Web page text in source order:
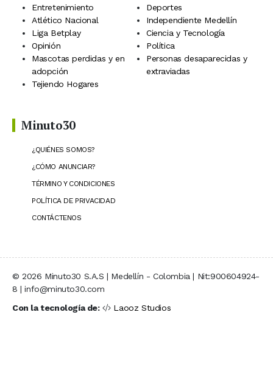
Entretenimiento
Deportes
Atlético Nacional
Independiente Medellín
Liga Betplay
Ciencia y Tecnología
Opinión
Política
Mascotas perdidas y en
adopción
Personas desaparecidas y
extraviadas
Tejiendo Hogares
Minuto30
¿QUIÉNES SOMOS?
¿CÓMO ANUNCIAR?
TÉRMINO Y CONDICIONES
POLÍTICA DE PRIVACIDAD
CONTÁCTENOS
© 2026 Minuto30 S.A.S | Medellín - Colombia | Nit:900604924-
8 | info@minuto30.com
Con la tecnología de:
Laooz Studios